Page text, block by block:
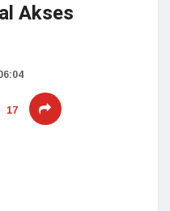
Akses
17